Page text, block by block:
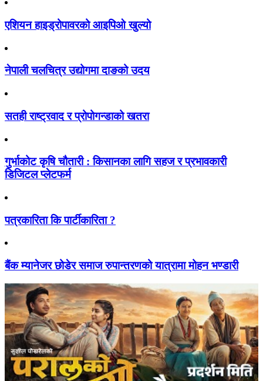
एशियन हाइड्रोपावरको आइपिओ खुल्यो
नेपाली चलचित्र उद्योगमा दाङको उदय
सतही राष्ट्रवाद र प्रोपोगन्डाको खतरा
गुर्भाकोट कृषि चौतारी : किसानका लागि सहज र प्रभावकारी
डिजिटल प्लेटफर्म
पत्रकारिता कि पार्टीकारिता ?
बैंक म्यानेजर छोडेर समाज रुपान्तरणको यात्रामा मोहन भण्डारी